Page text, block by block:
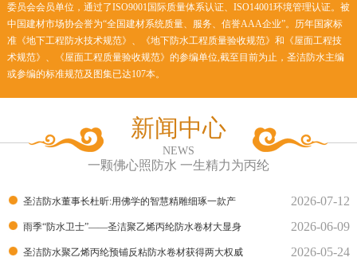
委员会会员单位，通过了ISO9001国际质量体系认证、ISO14001环境管理认证。被
中国建材市场协会誉为“全国建材系统质量、服务、信誉AAA企业”。历年国家标
准《地下工程防水技术规范》、《地下防水工程质量验收规范》和《屋面工程技
术规范》、《屋面工程质量验收规范》的参编单位,截至目前为止，圣洁防水主编
或参编的标准规范及图集已达107本。
新闻中心
NEWS
一颗佛心照防水 一生精力为丙纶
圣洁防水董事长杜昕:用佛学的智慧精雕细琢一款产
品！
2026-07-12
雨季“防水卫士”——圣洁聚乙烯丙纶防水卷材大显身
手！
2026-06-09
圣洁防水聚乙烯丙纶预铺反粘防水卷材获得两大权威 2026-05-24